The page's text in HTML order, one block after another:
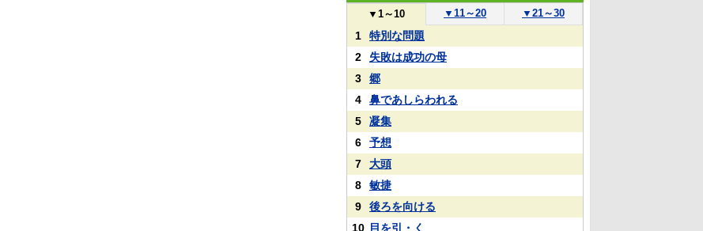
▼ 1～10 ▼ 11～20 ▼ 21～30
1
特別な問題
2
失敗は成功の母
3
郷
4
鼻であしらわれる
5
凝集
6
予想
7
大頭
8
敏捷
9
後ろを向ける
10 目を引・く